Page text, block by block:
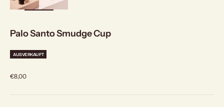
Palo Santo Smudge Cup
AUSVERKAUFT
Angebot
€8,00